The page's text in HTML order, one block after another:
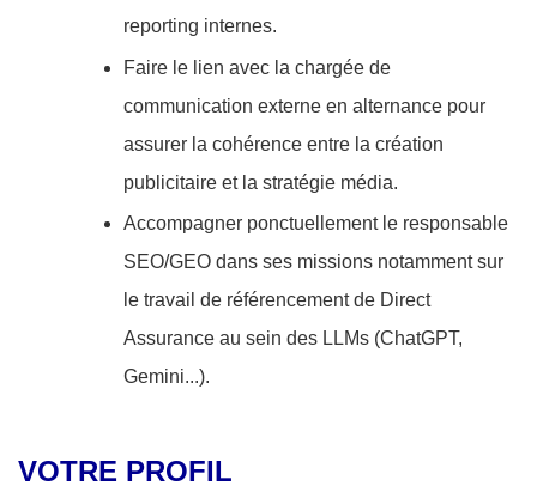
reporting internes.
Faire le lien avec la chargée de
communication externe en alternance pour
assurer la cohérence entre la création
publicitaire et la stratégie média.
Accompagner ponctuellement le responsable
SEO/GEO dans ses missions notamment sur
le travail de référencement de Direct
Assurance au sein des LLMs (ChatGPT,
Gemini...).
VOTRE PROFIL